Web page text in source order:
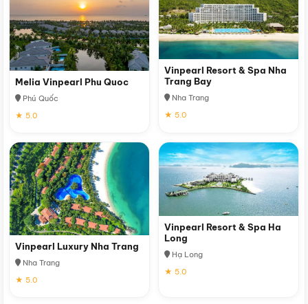
Melia Vinpearl Phu Quoc
Phú Quốc
★ 5.0
Vinpearl Resort & Spa Nha
Trang Bay
Nha Trang
★ 5.0
Vinpearl Luxury Nha Trang
Nha Trang
★ 5.0
Vinpearl Resort & Spa Ha
Long
Hạ Long
★ 5.0